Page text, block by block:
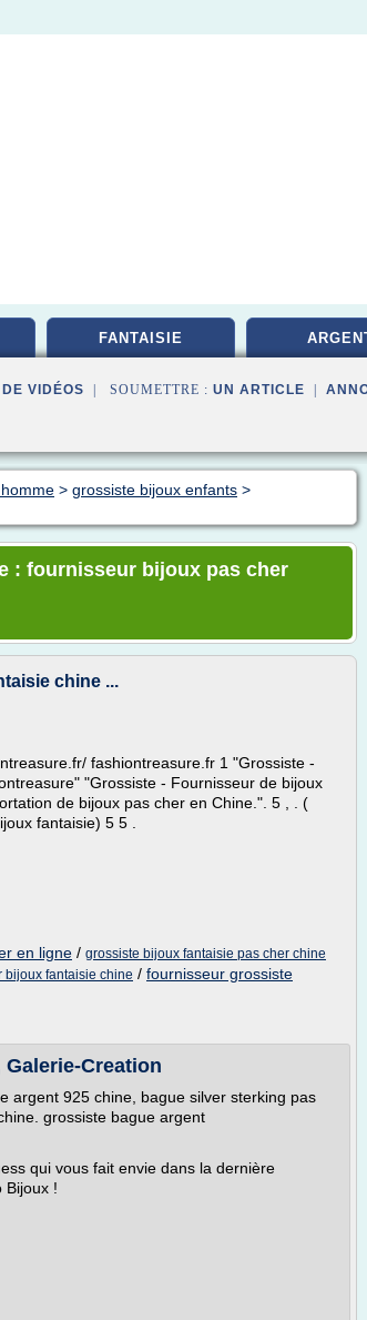
FANTAISIE
VIDÉOS | SOUMETTRE : UN ARTICLE
> grossiste bijoux enfants >
: fournisseur bijoux pas cher
chine ...
fashiontreasure.fr 1 "Grossiste -
"Grossiste - Fournisseur de bijoux
de bijoux pas cher en Chine.". 5 , . (
fantaisie) 5 5 .
en ligne / grossiste bijoux fantaisie pas cher chine
bijoux fantaisie chine / fournisseur grossiste
Galerie-Creation
argent 925 chine, bague silver sterking pas
grossiste bague argent
qui vous fait envie dans la dernière
Bijoux !